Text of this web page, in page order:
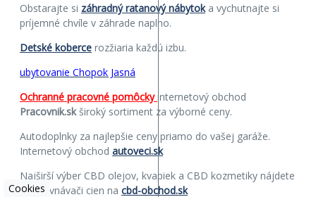
Obstarajte si záhradný ratanový nábytoka vychutnajte si
príjemné chvíle v záhrade naplno.
Detské koberce rozžiaria každú izbu.
ubytovanie Chopok Jasná
Ochranné pracovné pomôckyinternetový obchod
Pracovnik.skširoký sortiment za výborné ceny.
Autodoplnky za najlepšie ceny priamo do vašej garáže.
Internetový obchod autoveci.sk
Najširší výber CBD olejov, kvapiek a CBD kozmetiky nájdete
v porovnávači cien na cbd-obchod.sk
Cookies